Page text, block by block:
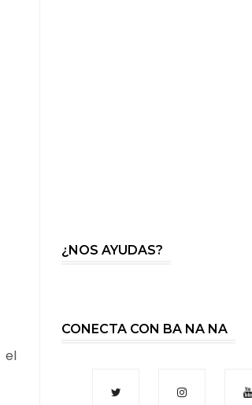
el
¿NOS AYUDAS?
CONECTA CON BA NA NA